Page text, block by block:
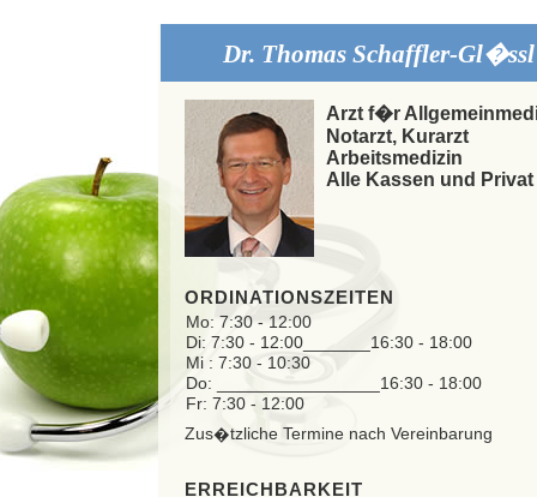
Dr. Thomas Schaffler-Gl�ssl
Arzt f�r
Notarzt, Kurarzt
Arbeitsmedizin
Alle Kassen und Privat
ORDINATIONSZEITEN
Mo: 7:30 - 12:00
Di: 7:30 - 12:00_______16:30 - 18:00
Mi : 7:30 - 10:30
Do: _________________16:30 - 18:00
Fr: 7:30 - 12:00
Zus�tzliche Termine nach Vereinbarung
ERREICHBARKEIT